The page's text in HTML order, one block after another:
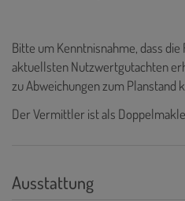
Bitte um Kenntnisnahme, dass die
aktuellsten Nutzwertgutachten
zu Abweichungen zum Planstand
Der Vermittler ist als
Ausstattung